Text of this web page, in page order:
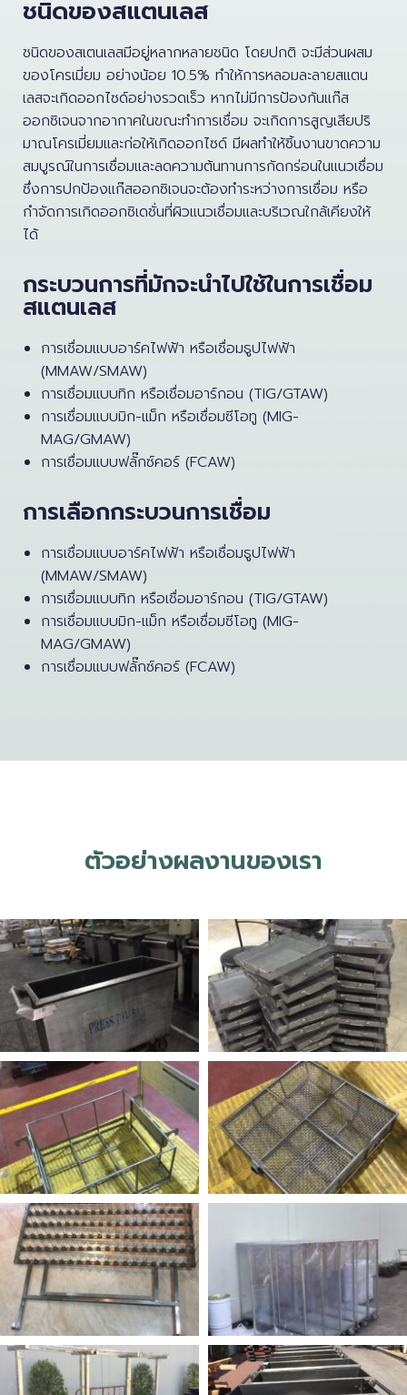
ชนิดของสแตนเลส
ชนิดของสเตนเลสมีอยู่หลากหลายชนิด โดยปกติ จะมีส่วนผสม
ของโครเมี่ยม อย่างน้อย 10.5% ทำให้การหลอมละลายสแตน
เลสจะเกิดออกไซด์อย่างรวดเร็ว หากไม่มีการป้องกันแก๊ส
ออกซิเจนจากอากาศในขณะทำการเชื่อม จะเกิดการสูญเสียปริ
มาณโครเมี่ยมและก่อให้เกิดออกไซด์ มีผลทำให้ชิ้นงานขาดความ
สมบูรณ์ในการเชื่อมและลดความต้นทานการกัดกร่อนในแนวเชื่อม
ซึ่งการปกป้องแก๊สออกซิเจนจะต้องทำระหว่างการเชื่อม หรือ
กำจัดการเกิดออกซิเดชั่นที่ผิวแนวเชื่อมและบริเวณใกล้เคียงให้
ได้
กระบวนการที่มักจะนำไปใช้ในการเชื่อม
สแตนเลส
การเชื่อมแบบอาร์คไฟฟ้า หรือเชื่อมธูปไฟฟ้า
(MMAW/SMAW)
การเชื่อมแบบทิก หรือเชื่อมอาร์กอน (TIG/GTAW)
การเชื่อมแบบมิก-แม็ก หรือเชื่อมซีโอทู (MIG-
MAG/GMAW)
การเชื่อมแบบฟลั๊กซ์คอร์ (FCAW)
การเลือกกระบวนการเชื่อม
การเชื่อมแบบอาร์คไฟฟ้า หรือเชื่อมธูปไฟฟ้า
(MMAW/SMAW)
การเชื่อมแบบทิก หรือเชื่อมอาร์กอน (TIG/GTAW)
การเชื่อมแบบมิก-แม็ก หรือเชื่อมซีโอทู (MIG-
MAG/GMAW)
การเชื่อมแบบฟลั๊กซ์คอร์ (FCAW)
ตัวอย่างผลงานของเรา